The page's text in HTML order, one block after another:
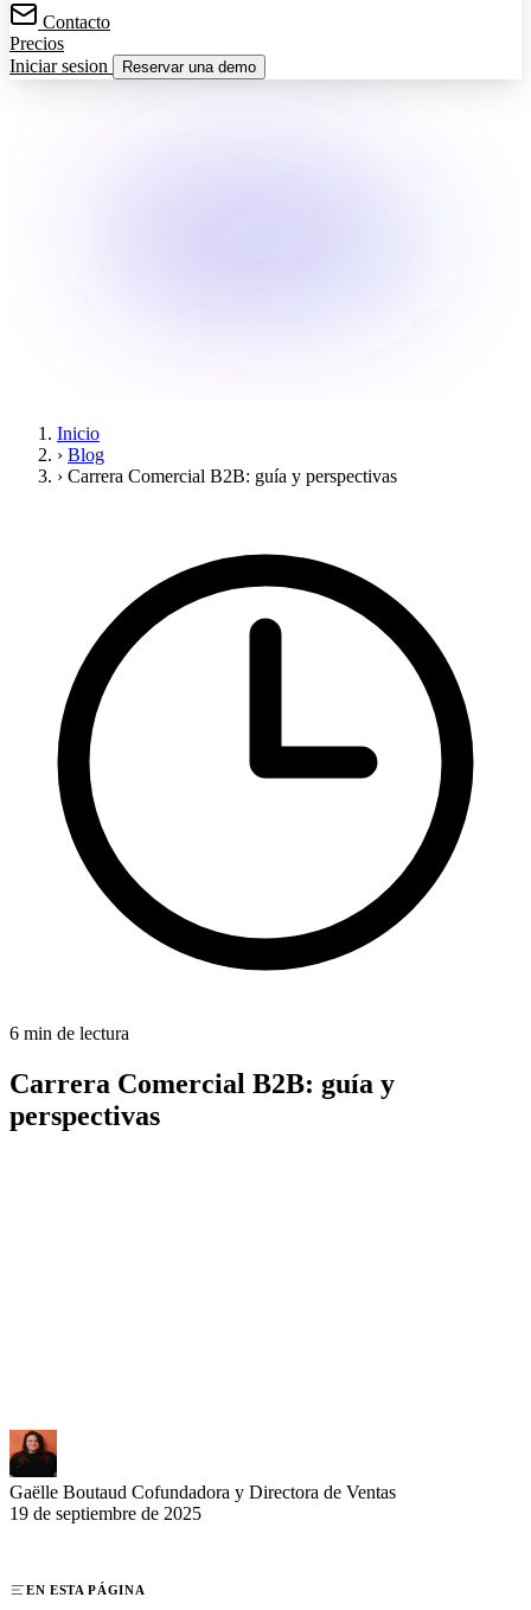
Contacto
Precios
Iniciar sesion
Reservar una demo
Inicio
› Blog
› Carrera Comercial B2B: guía y perspectivas
6 min de lectura
Carrera Comercial B2B: guía y
perspectivas
Gaëlle Boutaud Cofundadora y Directora de Ventas
19 de septiembre de 2025
EN ESTA PÁGINA